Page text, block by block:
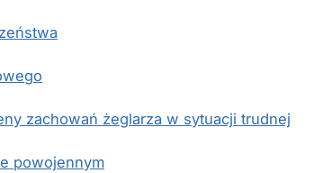
zachowań żeglarza w sytuacji trudnej
powojennym